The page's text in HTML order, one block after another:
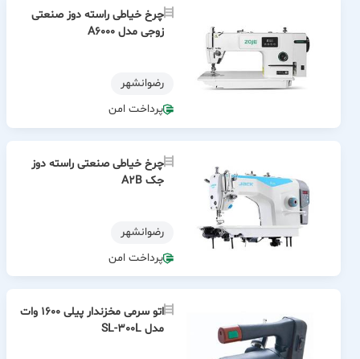
چرخ خیاطی راسته دوز صنعتی
زوجی مدل A6000
رضوانشهر
پرداخت امن
چرخ خیاطی صنعتی راسته دوز
جک A2B
رضوانشهر
پرداخت امن
اتو سرمی مخزندار پیلی 1600 وات
مدل SL-300L